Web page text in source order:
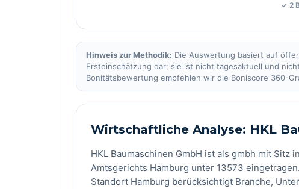
✓ 2
Hinweis zur Methodik: Die Auswertung basiert auf
Ersteinschätzung dar; sie ist nicht tagesaktuell und
Bonitätsbewertung empfehlen wir die Boniscore 360-
Wirtschaftliche Analyse: HKL
HKL Baumaschinen GmbH ist als gmbh mit Sitz
Amtsgerichts Hamburg unter 13573
Standort Hamburg berücksichtigt Branche,